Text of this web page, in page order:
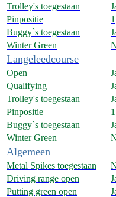
Trolley's toegestaan
Pinpositie
1
Buggy`s toegestaan
Winter Green
Langeleedcourse
Open
Qualifying
Trolley's toegestaan
Pinpositie
1
Buggy`s toegestaan
Winter Green
Algemeen
Metal Spikes toegestaan
Driving range open
Putting green open